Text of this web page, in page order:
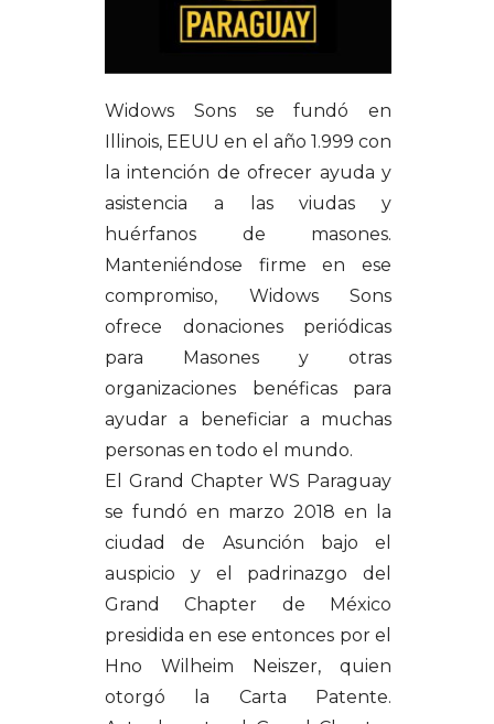
Widows Sons se fundó en
Illinois, EEUU en el año 1.999 con
la intención de ofrecer ayuda y
asistencia a las viudas y
huérfanos de masones.
Manteniéndose firme en ese
compromiso, Widows Sons
ofrece donaciones periódicas
para Masones y otras
organizaciones benéficas para
ayudar a beneficiar a muchas
personas en todo el mundo.
El Grand Chapter WS Paraguay
se fundó en marzo 2018 en la
ciudad de Asunción bajo el
auspicio y el padrinazgo del
Grand Chapter de México
presidida en ese entonces por el
Hno Wilheim Neiszer, quien
otorgó la Carta Patente.